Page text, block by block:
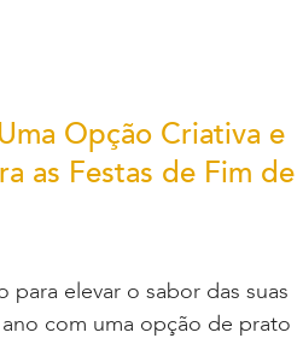
Opção Criativa e
as Festas de Fim de
para elevar o sabor das suas
com uma opção de prato